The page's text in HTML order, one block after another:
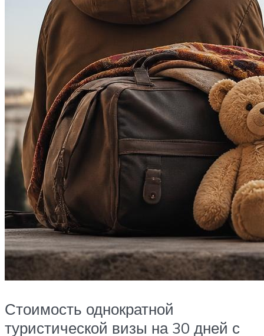
Стоимость однократной
туристической визы на 30 дней с